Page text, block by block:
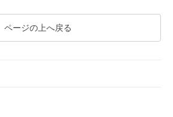
ページの上へ戻る